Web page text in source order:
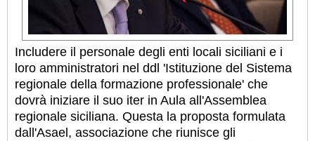
Includere il personale degli enti locali siciliani e i
loro amministratori nel ddl 'Istituzione del Sistema
regionale della formazione professionale' che
dovrà iniziare il suo iter in Aula all'Assemblea
regionale siciliana. Questa la proposta formulata
dall'Asael, associazione che riunisce gli